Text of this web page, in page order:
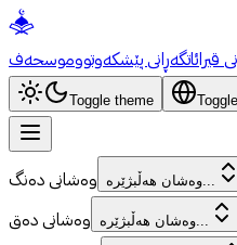
قیرائاتگەڕانی پێشکەوتووموسحەف
Toggle theme
وەشانی دەنگ وەشان هەڵبژێرە...
وەشانی دەق وەشان هەڵبژێرە...